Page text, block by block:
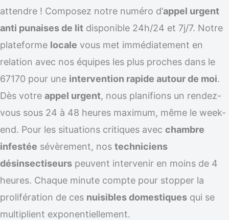
attendre ! Composez notre numéro d’appel urgent
anti punaises de lit disponible 24h/24 et 7j/7. Notre
plateforme locale vous met immédiatement en
relation avec nos équipes les plus proches dans le
67170 pour une intervention rapide autour de moi.
Dès votre appel urgent, nous planifions un rendez-
vous sous 24 à 48 heures maximum, même le week-
end. Pour les situations critiques avec chambre
infestée sévèrement, nos techniciens
désinsectiseurs peuvent intervenir en moins de 4
heures. Chaque minute compte pour stopper la
prolifération de ces nuisibles domestiques qui se
multiplient exponentiellement.